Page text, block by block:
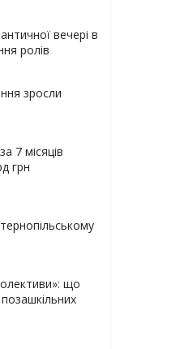
вечері в
ролів
зросли
7 місяців
грн
що